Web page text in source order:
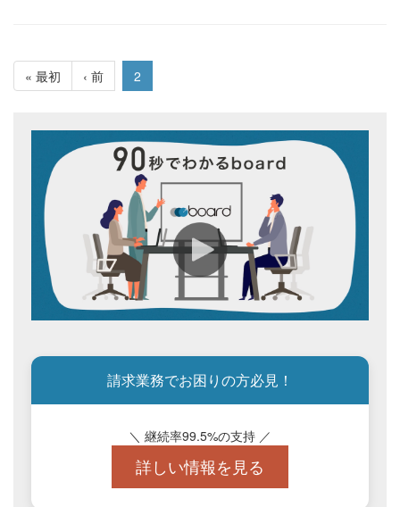
« 最初 ‹ 前 2
請求業務でお困りの方必見！
＼ 継続率99.5%の支持 ／
詳しい情報を見る